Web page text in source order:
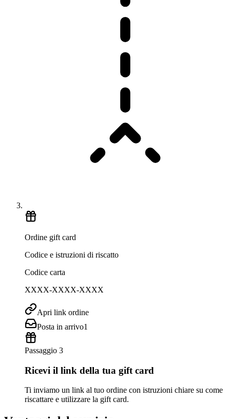
Ordine gift card
Codice e istruzioni di riscatto
Codice carta
XXXX-XXXX-XXXX
Apri link ordine
Posta in arrivo1
Passaggio 3
Ricevi il link della tua gift card
Ti inviamo un link al tuo ordine con istruzioni chiare su come
riscattare e utilizzare la gift card.